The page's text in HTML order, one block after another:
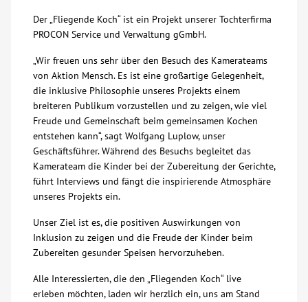
Kontakt
AWO BB Süd
Der „Fliegende Koch“ ist ein Projekt unserer Tochterfirma
PROCON Service und Verwaltung gGmbH.
„Wir freuen uns sehr über den Besuch des Kamerateams
von Aktion Mensch. Es ist eine großartige Gelegenheit,
die inklusive Philosophie unseres Projekts einem
breiteren Publikum vorzustellen und zu zeigen, wie viel
Freude und Gemeinschaft beim gemeinsamen Kochen
entstehen kann“, sagt Wolfgang Luplow, unser
Geschäftsführer. Während des Besuchs begleitet das
Kamerateam die Kinder bei der Zubereitung der Gerichte,
führt Interviews und fängt die inspirierende Atmosphäre
unseres Projekts ein.
Unser Ziel ist es, die positiven Auswirkungen von
Inklusion zu zeigen und die Freude der Kinder beim
Zubereiten gesunder Speisen hervorzuheben.
Alle Interessierten, die den „Fliegenden Koch“ live
erleben möchten, laden wir herzlich ein, uns am Stand